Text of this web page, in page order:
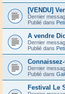
[VENDU]
Dernier
Publié dans
A vendre
Dernier
Publié dans
Dernier
Publié dans
Festival Le